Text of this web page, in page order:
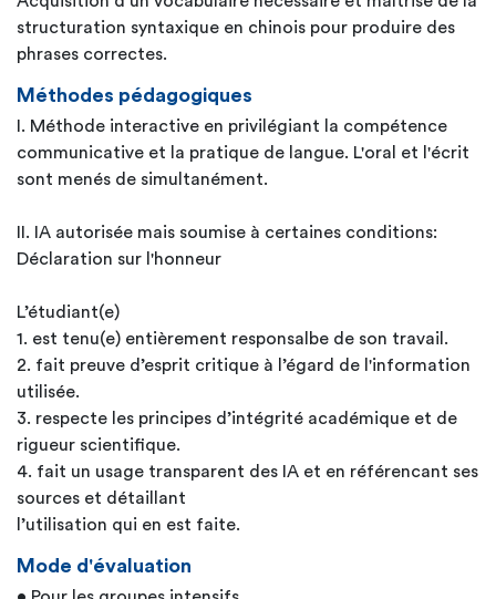
structuration syntaxique en chinois pour produire des
phrases correctes.
Méthodes pédagogiques
I. Méthode interactive en privilégiant la compétence
communicative et la pratique de langue. L'oral et l'écrit
sont menés de simultanément.
II. IA autorisée mais soumise à certaines conditions:
Déclaration sur l'honneur
L’étudiant(e)
1. est tenu(e) entièrement responsalbe de son travail.
2. fait preuve d’esprit critique à l’égard de l'information
utilisée.
3. respecte les principes d’intégrité académique et de
rigueur scientifique.
4. fait un usage transparent des IA et en référencant ses
sources et détaillant
l’utilisation qui en est faite.
Mode d'évaluation